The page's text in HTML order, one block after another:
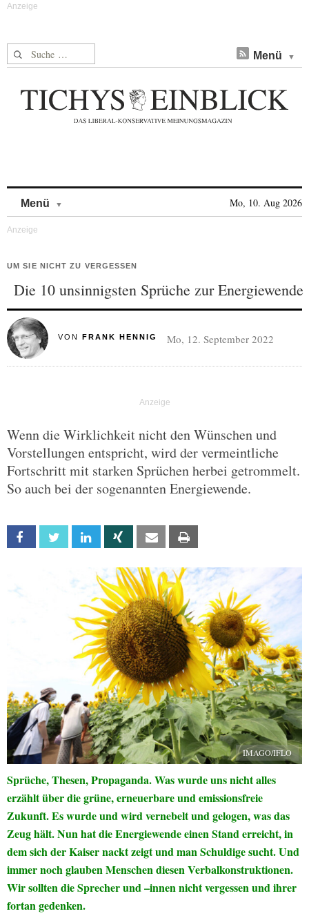
Suche nach: Menü
Menü Mo, 10. Aug 2026
UM SIE NICHT ZU VERGESSEN
Die 10 unsinnigsten Sprüche zur Energiewende
VON FRANK HENNIG Mo, 12. September 2022
Wenn die Wirklichkeit nicht den Wünschen und
Vorstellungen entspricht, wird der vermeintliche
Fortschritt mit starken Sprüchen herbei getrommelt.
So auch bei der sogenannten Energiewende.
Facebook Twitter Linkedin Xing Email
IMAGO/IFLO
Sprüche, Thesen, Propaganda. Was wurde uns nicht alles
erzählt über die grüne, erneuerbare und emissionsfreie
Zukunft. Es wurde und wird vernebelt und gelogen, was das
Zeug hält. Nun hat die Energiewende einen Stand erreicht, in
dem sich der Kaiser nackt zeigt und man Schuldige sucht. Und
immer noch glauben Menschen diesen Verbalkonstruktionen.
Wir sollten die Sprecher und –innen nicht vergessen und ihrer
fortan gedenken.